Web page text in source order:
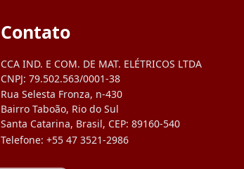
Contato
CCA IND. E COM. DE MAT. ELÉTRICOS LTDA
CNPJ: 79.502.563/0001-38
Rua Selesta Fronza, n-430
Bairro Taboão, Rio do Sul
Santa Catarina, Brasil, CEP: 89160-540
Telefone: +55 47 3521-2986